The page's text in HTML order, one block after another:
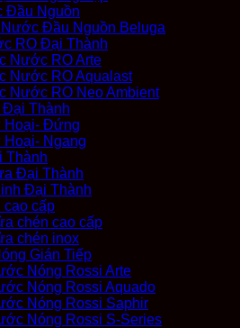
Đầu Nguồn
Nước Đầu Nguồn Beluga
RO Đại Thành
Nước RO Arte
Nước RO Aqualast
Nước RO Neo Ambient
Đại Thành
Hoại- Đứng
Hoại- Ngang
Thành
Đại Thành
Đại Thành
cao cấp
chén cao cấp
chén inox
Gián Tiếp
Nóng Rossi Arte
Nóng Rossi Aquado
Nóng Rossi Saphir
Nóng Rossi S-Series